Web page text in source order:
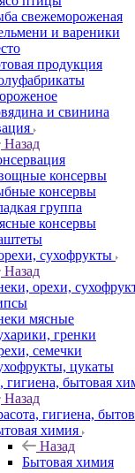
свежемороженая
и вареники
продукция
и свинина
Назад
консервы
консервы
группа
консервы
сухофрукты
Назад
орехи,
мясные
гренки
семечки
цукаты
гигиена, бытовая
Назад
гигиена,
химия
Назад
Бытовая химия